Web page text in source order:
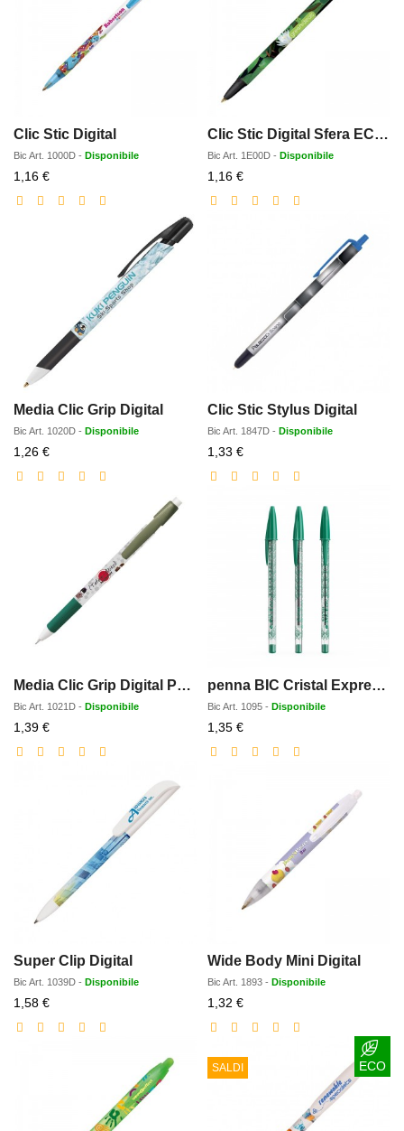
Clic Stic Digital
Bic Art. 1000D - Disponibile
1,16 €Prezzo
scontato
Clic Stic Digital Sfera ECOLOGICA
Bic Art. 1E00D - Disponibile
1,16 €Prezzo
scontato
Media Clic Grip Digital
Bic Art. 1020D - Disponibile
1,26 €Prezzo
scontato
Clic Stic Stylus Digital
Bic Art. 1847D - Disponibile
1,33 €Prezzo
scontato
Media Clic Grip Digital Portamine
Bic Art. 1021D - Disponibile
1,39 €Prezzo
scontato
penna BIC Cristal Expression
Bic Art. 1095 - Disponibile
1,35 €Prezzo
scontato
Super Clip Digital
Bic Art. 1039D - Disponibile
1,58 €Prezzo
scontato
Wide Body Mini Digital
Bic Art. 1893 - Disponibile
1,32 €Prezzo
scontato
SALDI ECO